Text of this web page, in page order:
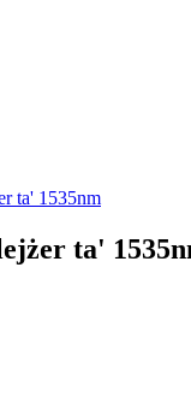
ta' 1535nm
ta'